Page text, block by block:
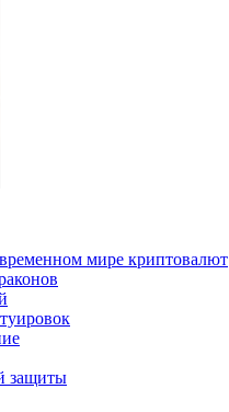
мире криптовалют
защиты